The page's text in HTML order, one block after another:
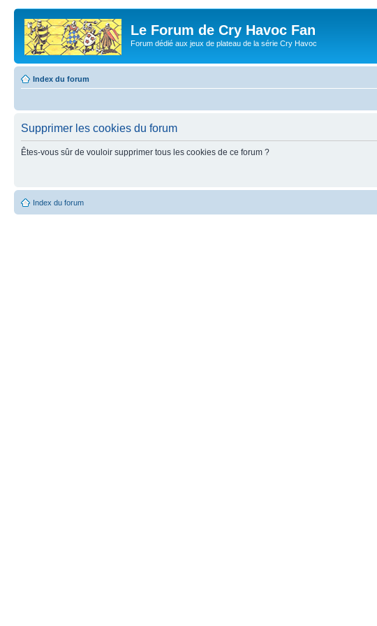
Le Forum de Cry Havoc Fan
Forum dédié aux jeux de plateau de la série Cry Havoc
Index du forum
Supprimer les cookies du forum
Êtes-vous sûr de vouloir supprimer tous les cookies de ce forum ?
Index du forum